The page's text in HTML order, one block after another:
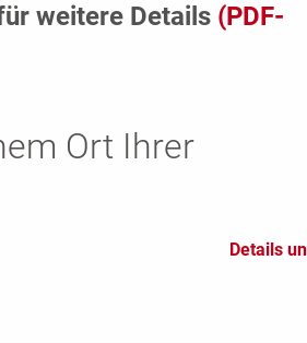
weitere Details (PDF-
Ort Ihrer